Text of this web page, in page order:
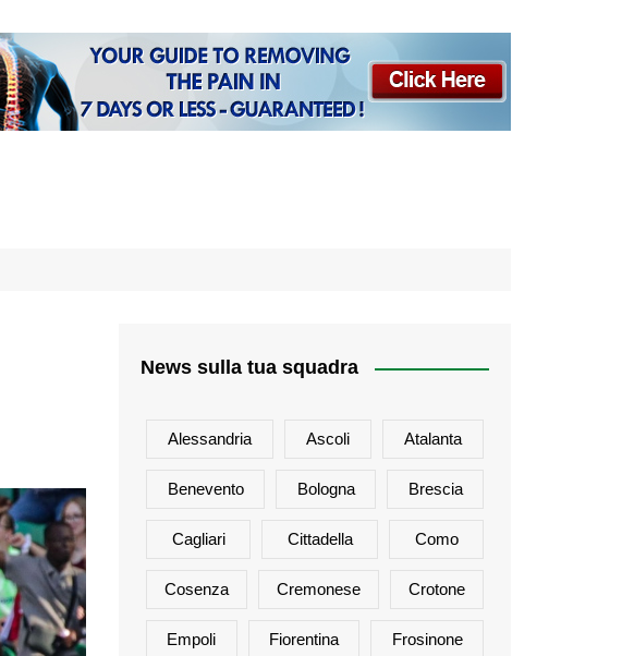
News sulla tua squadra
Alessandria Ascoli Atalanta
Benevento Bologna Brescia
Cagliari Cittadella Como
Cosenza Cremonese Crotone
Empoli Fiorentina Frosinone